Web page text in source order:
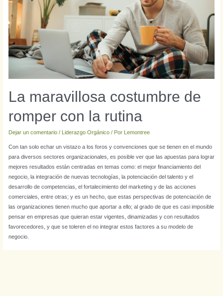
La maravillosa costumbre de
romper con la rutina
Dejar un comentario / Liderazgo Orgánico/ Por Lemontree
Con tan solo echar un vistazo a los foros y convenciones que se tienen en el mundo
para diversos sectores organizacionales, es posible ver que las apuestas para lograr
mejores resultados están centradas en temas como: el mejor financiamiento del
negocio, la integración de nuevas tecnologías, la potenciación del talento y el
desarrollo de competencias, el fortalecimiento del marketing y de las acciones
comerciales, entre otras; y es un hecho, que estas perspectivas de potenciación de
las organizaciones tienen mucho que aportar a ello; al grado de que es casi imposible
pensar en empresas que quieran estar vigentes, dinamizadas y con resultados
favorecedores, y que se toleren el no integrar estos factores a su modelo de
negocio.